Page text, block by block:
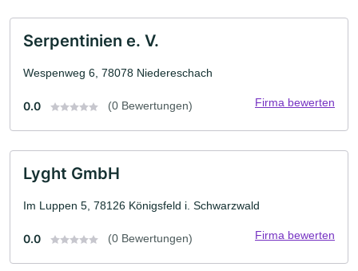
Serpentinien e. V.
Wespenweg 6, 78078 Niedereschach
0.0 (0 Bewertungen) Firma bewerten
Lyght GmbH
Im Luppen 5, 78126 Königsfeld i. Schwarzwald
0.0 (0 Bewertungen) Firma bewerten